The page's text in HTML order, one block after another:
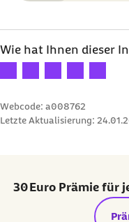
Wie hat Ihnen dieser
Ihre Bewertung: 1 Stern
Ihre Bewertung: 2
Ihre Bewertung:
Ihre Ihre
Webcode: a008762
Letzte Aktualisierung:
30 Euro Prämie für